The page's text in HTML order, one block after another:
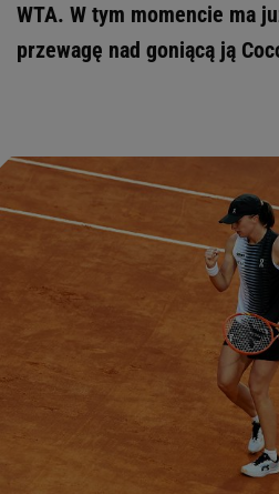
WTA. W tym momencie ma
przewagę nad goniącą ją